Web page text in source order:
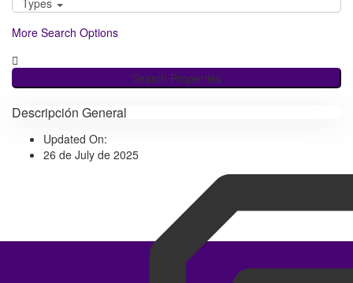
Types
More Search Options
Search Properties
Descripción General
Updated On:
26 de July de 2025